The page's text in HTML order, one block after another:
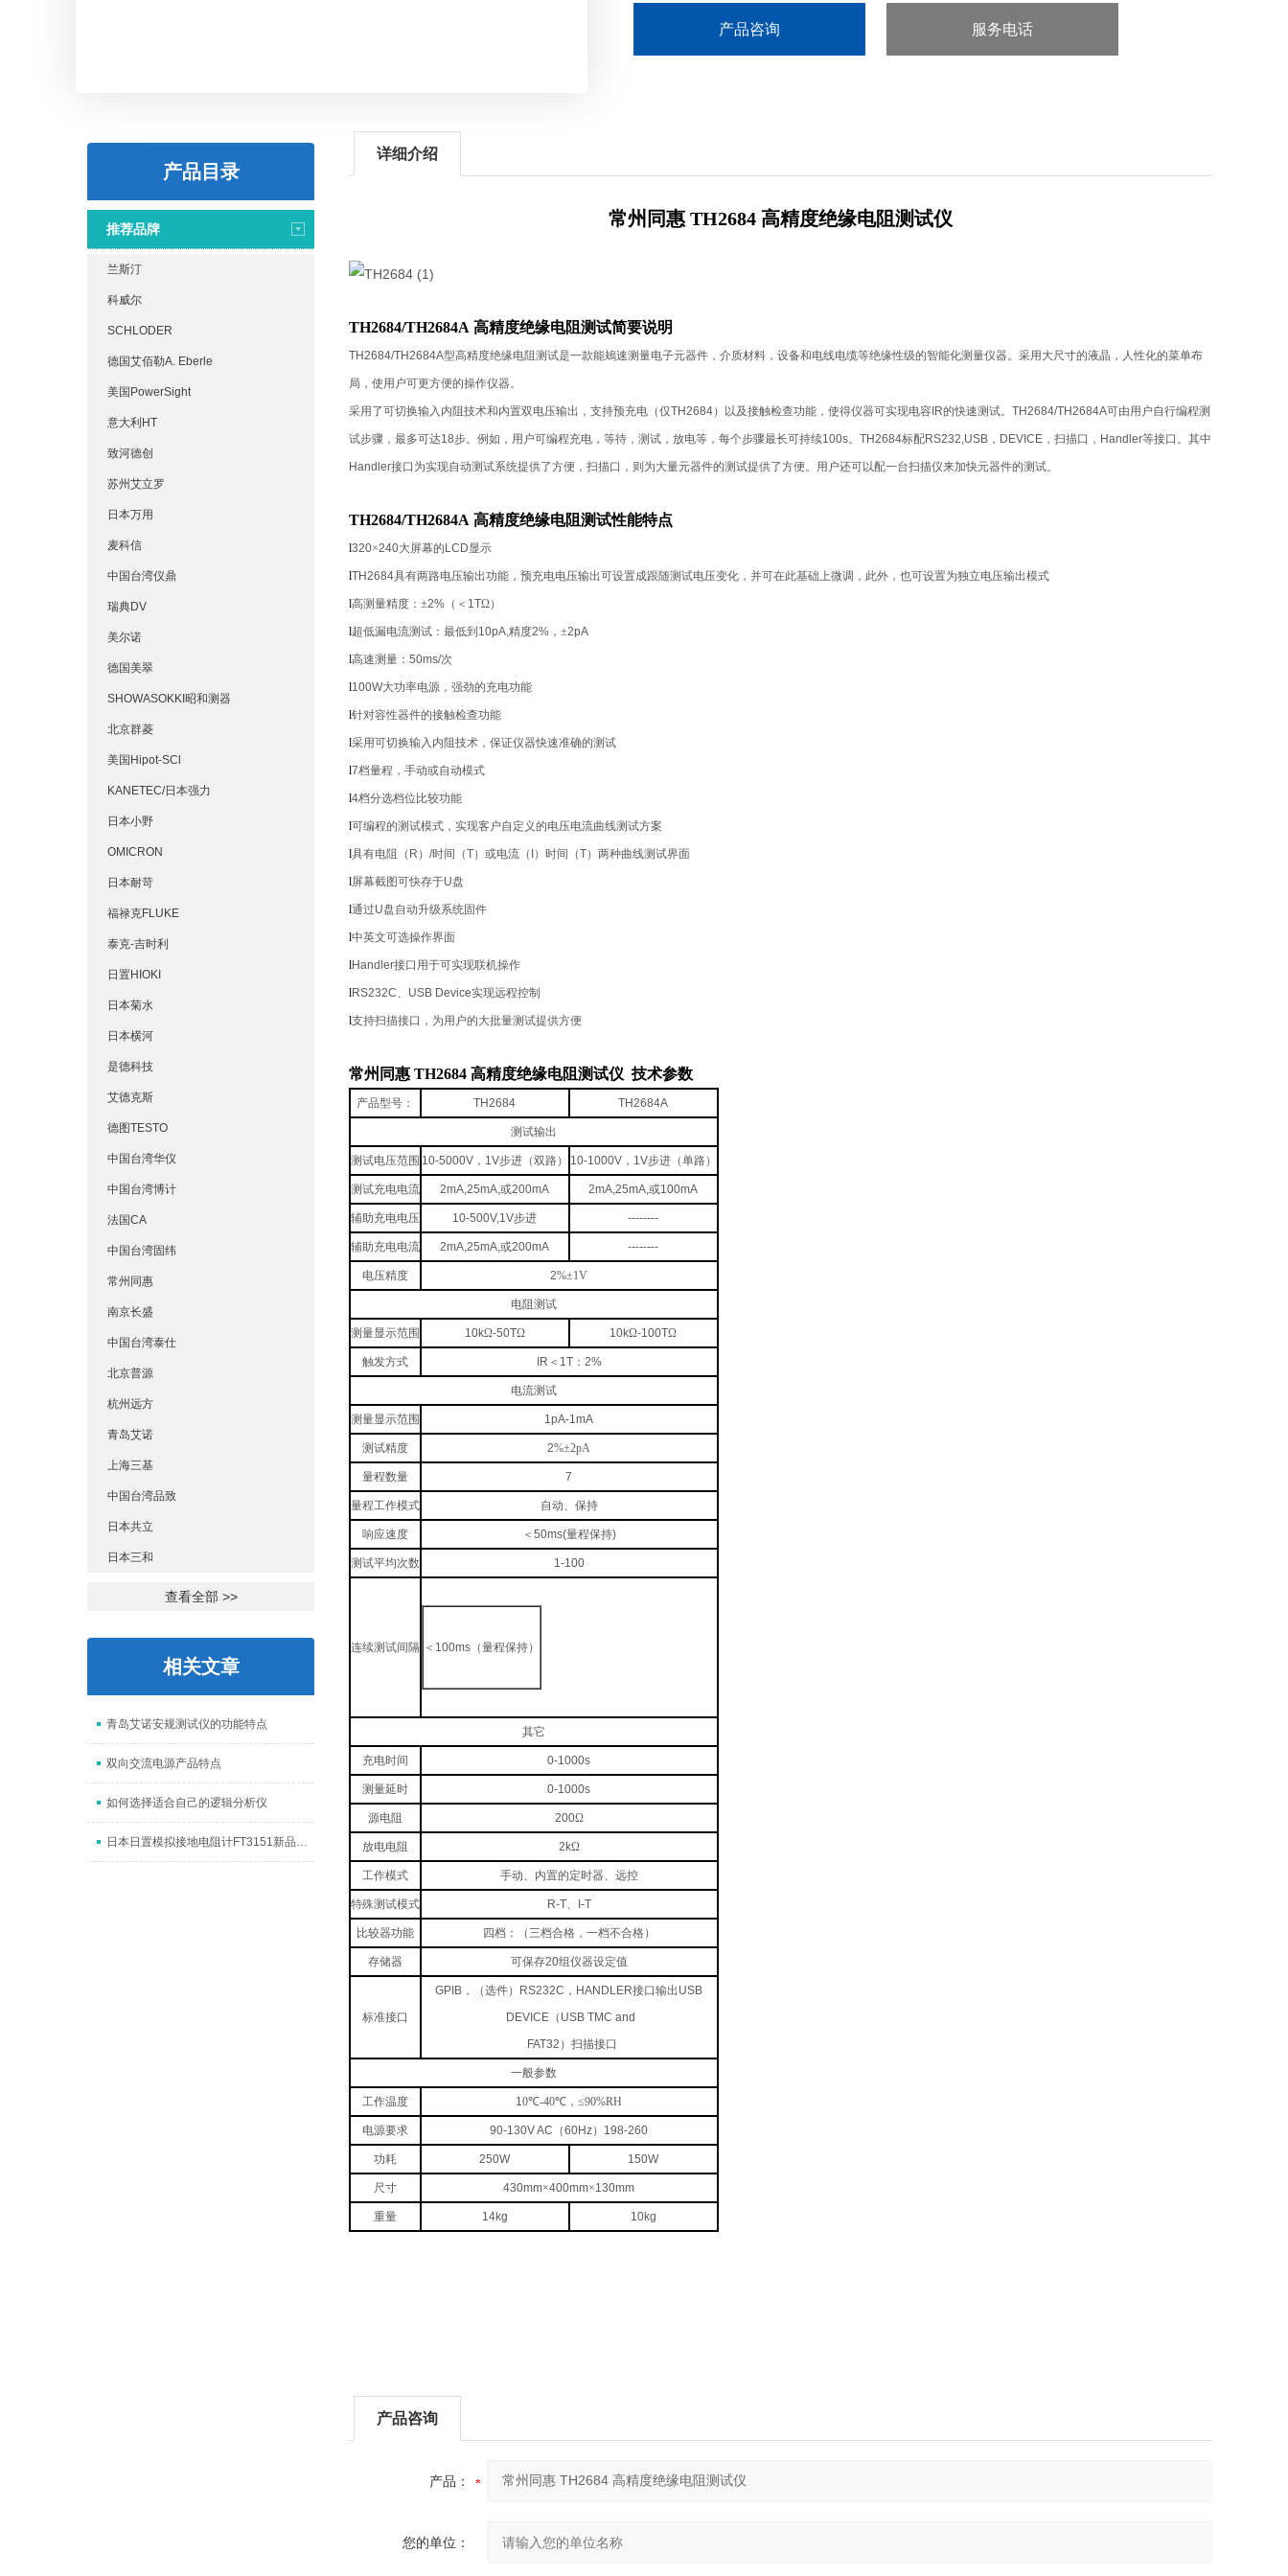
产品咨询 服务电话
产品目录
推荐品牌
兰斯汀
科威尔
SCHLODER
德国艾佰勒A. Eberle
美国PowerSight
意大利HT
致河德创
苏州艾立罗
日本万用
麦科信
中国台湾仪鼎
瑞典DV
美尔诺
德国美翠
SHOWASOKKI昭和测器
北京群菱
美国Hipot-SCl
KANETEC/日本强力
日本小野
OMICRON
日本耐苛
福禄克FLUKE
泰克-吉时利
日置HIOKI
日本菊水
日本横河
是德科技
艾德克斯
德图TESTO
中国台湾华仪
中国台湾博计
法国CA
中国台湾固纬
常州同惠
南京长盛
中国台湾泰仕
北京普源
杭州远方
青岛艾诺
上海三基
中国台湾品致
日本共立
日本三和
查看全部 >>
相关文章
青岛艾诺安规测试仪的功能特点
双向交流电源产品特点
如何选择适合自己的逻辑分析仪
日本日置模拟接地电阻计FT3151新品上市
详细介绍
常州同惠 TH2684 高精度绝缘电阻测试仪
TH2684/TH2684A 高精度绝缘电阻测试简要说明
TH2684/TH2684A型高精度绝缘电阻测试是一款能鴂速测量电子元器件，介质材料，设备和电线电缆等绝缘性级的智能化测量仪器。采用大尺寸的液晶，人性化的菜单布
局，使用户可更方便的操作仪器。
采用了可切换输入内阻技术和内置双电压输出，支持预充电（仅TH2684）以及接触检查功能，使得仪器可实现电容IR的快速测试。 TH2684/TH2684A可由用户自行编程测
试步骤，最多可达18步。例如，用户可编程充电，等待，测试，放电等，每个步骤最长可持续100s。 TH2684标配RS232,USB， DEVICE，扫描口， Handler等接口。其中
Handler接口为实现自动测试系统提供了方便，扫描口，则为大量元器件的测试提供了方便。用户还可以配一台扫描仪来加快元器件的测试。
TH2684/TH2684A 高精度绝缘电阻测试性能特点
l320×240大屏幕的 LCD显示
lTH2684具有两路电压输出功能，预充电电压输出可设置成跟随测试电压变化，并可在此基础上微调，此外，也可设置为独立电压输出模式
l高测量精度：±2%（＜ 1TΩ）
l超低漏电流测试：最低到 10pA,精度2%，±2pA
l高速测量： 50ms/次
l100W大功率电源，强劲的充电功能
l针对容性器件的接触检查功能
l采用可切换输入内阻技术，保证仪器快速准确的测试
l7档量程，手动或自动模式
l4档分选档位比较功能
l可编程的测试模式，实现客户自定义的电压电流曲线测试方案
l具有电阻（ R ） /时间（T）或电流（ ）时间（T）两种曲线测试界面
l屏幕截图可快存于U盘
l通过U盘自动升级系统固件
l中英文可选操作界面
lHandler接口用于可实现联机操作
lRS232C、 USB Device实现远程控制
l支持扫描接口，为用户的大批量测试提供方便
常州同惠 TH2684 高精度绝缘电阻测试仪 ​ 技术参数
产品型号： TH2684 TH2684A
测试输出
测试电压范围 10-5000V， 1V步进（双路） 10-1000V， 1V步进（单路）
测试充电电流 2mA,25mA,或200mA 2mA,25mA,或100mA
辅助充电电压 10-500V,1V步进 --------
辅助充电电流 2mA,25mA,或200mA --------
电压精度 2%±1V
电阻测试
测量显示范围 10kΩ-50TΩ 10kΩ-100TΩ
触发方式 IR ＜ 1T： 2%
电流测试
测量显示范围 1pA-1mA
测试精度 2%±2pA
量程数量 7
量程工作模式 自动、保持
响应速度 ＜ 50ms(量程保持)
测试平均次数 1-100
连续测试间隔 ＜ 100ms（量程保持）
其它
充电时间 0-1000s
测量延时 0-1000s
源电阻 200Ω
放电电阻 2kΩ
工作模式 手动、内置的定时器、远控
特殊测试模式 R-T、 I-T
比较器功能 四档：（三档合格，一档不合格）
存储器 可保存20组仪器设定值
标准接口
GPIB ，（选件） RS232C ， HANDLER接口输出 USB
DEVICE（ USB TMC and
FAT32 ）扫描接口
一般参数
工作温度 10℃-40℃ ，≤90%RH
电源要求 90-130V AC （60Hz） 198-260
功耗 250W 150W
尺寸 430mm×400mm×130mm
重量 14kg 10kg
产品咨询
产品：
您的单位：